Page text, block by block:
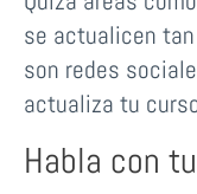
se actualicen
son redes
actualiza tu
Habla con